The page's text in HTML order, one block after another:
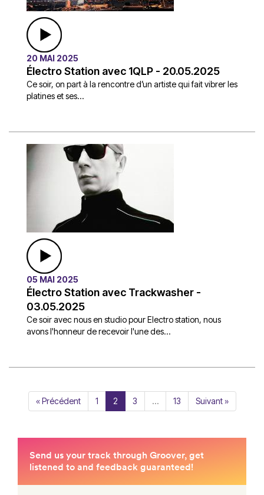
20 MAI 2025
Électro Station avec 1QLP - 20.05.2025
Ce soir, on part à la rencontre d’un artiste qui fait vibrer les
platines et ses...
05 MAI 2025
Électro Station avec Trackwasher -
03.05.2025
Ce soir avec nous en studio pour Electro station, nous
avons l'honneur de recevoir l'une des...
« Précédent 1 2 3 … 13 Suivant »